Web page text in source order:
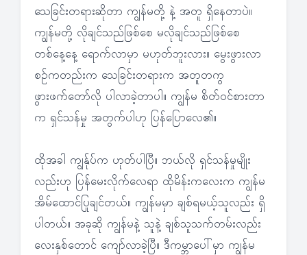
သေခြင်းတရားဆိုတာ ကျွန်မတို့ နဲ့ အတူ ရှိနေတာပဲ။
ကျွန်မတို့ လိုချင်သည်ဖြစ်စေ မလိုချင်သည်ဖြစ်စေ
တစ်နေ့နေ့ ရောက်လာမှာ မဟုတ်ဘူးလား။ မွေးဖွားလာ
စဉ်ကတည်းက သေခြင်းတရားက အတူတကွ
ဖွားဖက်တော်လို ပါလာခဲ့တာပါ။ ကျွန်မ စိတ်ဝင်စားတာ
က ရှင်သန်မှု အတွက်ပါဟု ပြန်ပြောလေ၏။
ထိုအခါ ကျွန်ုပ်က ဟုတ်ပါပြီ။ ဘယ်လို ရှင်သန်မှုမျိုး
လည်းဟု ပြန်မေးလိုက်လေရာ ထိုမိန်းကလေးက ကျွန်မ
အိမ်ထောင်ပြုချင်တယ်။ ကျွန်မမှာ ချစ်ရမယ့်သူလည်း ရှိ
ပါတယ်။ အခုဆို ကျွန်မနဲ့ သူနဲ့ ချစ်သူသက်တမ်းလည်း
လေးနှစ်တောင် ကျော်လာခဲ့ပြီ။ ဒီကမ္ဘာပေါ်မှာ ကျွန်မ